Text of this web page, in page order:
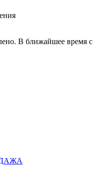
В ближайшее время с